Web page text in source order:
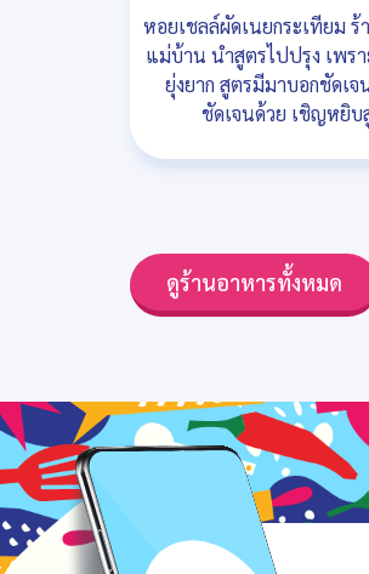
หอยเชลล์ผัดเนยกระเทียม
แม่บ้าน นำสูตรไปปรุง เพร
ยุ่งยาก สูตรมีมาบอกชัดเ
ชัดเจนด้วย เชิญหยิบ
ดูร้านอาหารทั้งหมด